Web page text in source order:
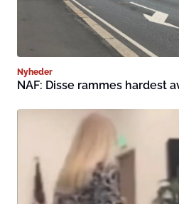
Nyheder
NAF: Disse rammes hardest